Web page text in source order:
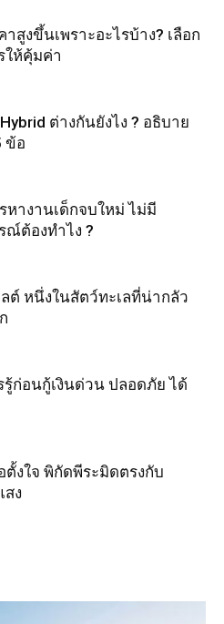
าสูงขึ้นเพราะอะไรบ้าง? เลือก
ให้คุ้มค่า
ต่างกันยังไง ? อธิบาย
ข้อ
หางานเด็กจบใหม่ ไม่มี
ณ์ต้องทำไง ?
ต์ หนึ่งในสัตว์ทะเลที่น่ากลัว
รู้ก่อนกู้เงินด่วน ปลอดภัย ได้
ตั้งใจ พิกัดพีระมิดตรงกับ
สง